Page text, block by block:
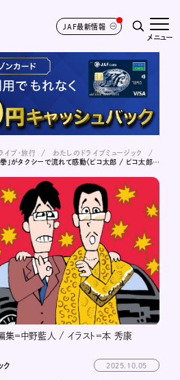
JAF最新情報
メニュー
イブ･旅行
わたしのドライブミュージック
ピコ太郎が現代アレンジした「野球拳」がタクシーで流れて感動〈ピコ太郎 / ピコ太郎による野球拳おどり 〜さらにダンスフレーバーを加えて〜〉
＝中野藍人 / イラスト＝本 秀康
ク 2025.10.05